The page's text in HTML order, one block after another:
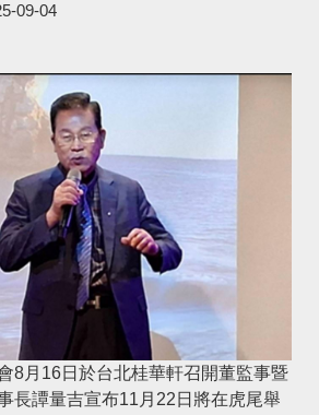
09-04
8月16日於台北桂華軒召開董監事暨
長譚量吉宣布11月22日將在虎尾舉